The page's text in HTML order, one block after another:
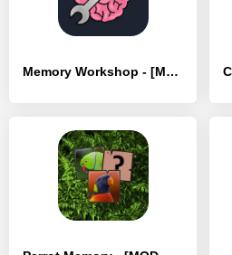
Memory Workshop - [MOD Много денег]